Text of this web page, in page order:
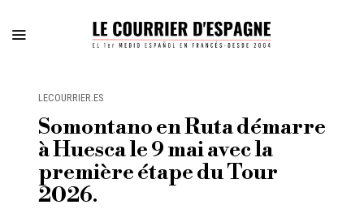
LECOURRIER.ES
Somontano en Ruta démarre
à Huesca le 9 mai avec la
première étape du Tour
2026.